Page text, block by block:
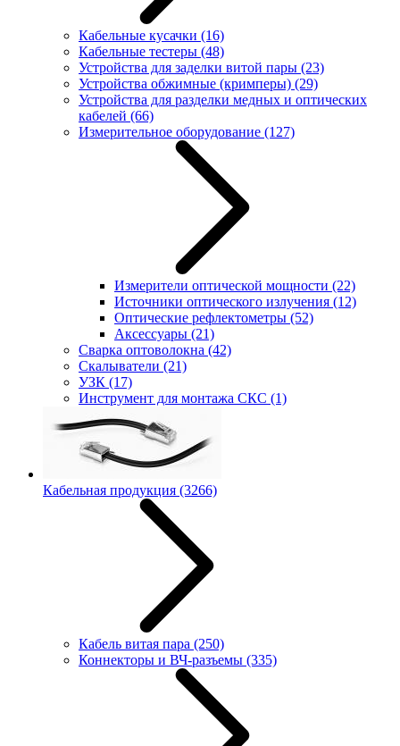
Кабельные кусачки (16)
Кабельные тестеры (48)
Устройства для заделки витой пары (23)
Устройства обжимные (кримперы) (29)
Устройства для разделки медных и оптических
кабелей (66)
Измерительное оборудование (127)
Измерители оптической мощности (22)
Источники оптического излучения (12)
Оптические рефлектометры (52)
Аксессуары (21)
Сварка оптоволокна (42)
Скалыватели (21)
УЗК (17)
Инструмент для монтажа СКС (1)
Кабельная продукция (3266)
Кабель витая пара (250)
Коннекторы и ВЧ-разъемы (335)